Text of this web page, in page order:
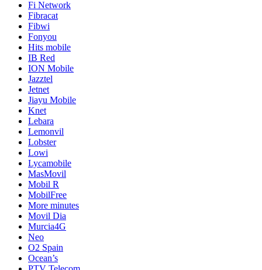
Fi Network
Fibracat
Fibwi
Fonyou
Hits mobile
IB Red
ION Mobile
Jazztel
Jetnet
Jiayu Mobile
Knet
Lebara
Lemonvil
Lobster
Lowi
Lycamobile
MasMovil
Mobil R
MobilFree
More minutes
Movil Dia
Murcia4G
Neo
O2 Spain
Ocean’s